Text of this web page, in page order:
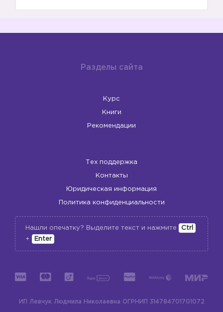
Разделы сайта
Курс
Книги
Рекомендации
Тех поддержка
Контакты
Юридическая информация
Политика конфиденциальности
Нашли опечатку? Выделите текст и нажмите
Ctrl
+
Enter
ИП Левчук Людмила Николаевна ОГРНИП 314784701701072